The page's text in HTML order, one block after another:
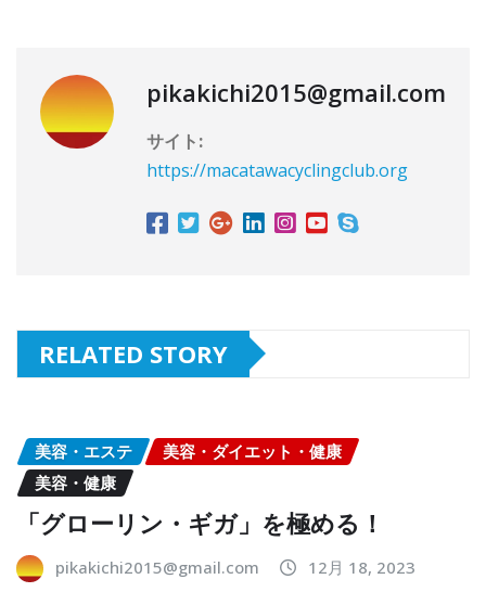
pikakichi2015@gmail.com
サイト:
https://macatawacyclingclub.org
RELATED STORY
美容・エステ
美容・ダイエット・健康
美容・健康
「グローリン・ギガ」を極める！
pikakichi2015@gmail.com 12月 18, 2023